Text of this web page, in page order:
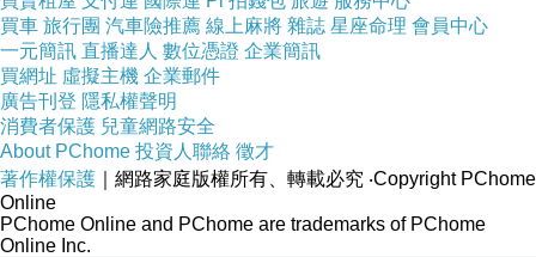
買車 旅行團 汽車險推薦 線上麻將 雜誌 星座命理 會員中心
一元簡訊 直播達人 數位憑證 企業簡訊
買網址 虛擬主機 企業郵件
廣告刊登 隱私權聲明
消費者保護 兒童網路安全
About PChome 投資人聯絡 徵才
著作權保護 ｜網路家庭版權所有、轉載必究 ‧Copyright PChome
Online
PChome Online and PChome are trademarks of PChome
Online Inc.